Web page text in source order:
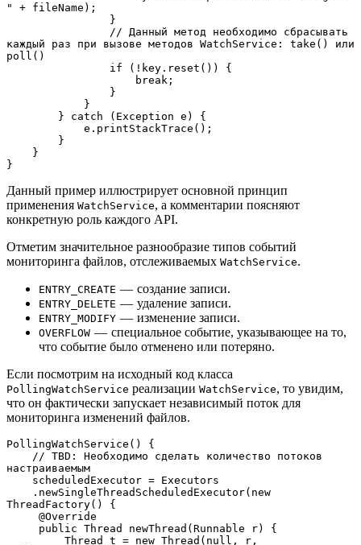
" + fileName);
                }
каждый раз при вызове методов WatchService: take() или
poll()
                if (!key.reset()) {
                    break;
                }
            }
        } catch (Exception e) {
            e.printStackTrace();
        }
    }
}
Данный пример иллюстрирует основной принцип
применения WatchService, а комментарии поясняют
конкретную роль каждого API.
Отметим значительное разнообразие типов событий
мониторинга файлов, отслеживаемых WatchService.
ENTRY_CREATE — создание записи.
ENTRY_DELETE — удаление записи.
ENTRY_MODIFY — изменение записи.
OVERFLOW — специальное событие, указывающее на то,
что событие было отменено или потеряно.
Если посмотрим на исходный код класса
PollingWatchService реализации WatchService, то увидим,
что он фактически запускает независимый поток для
мониторинга изменений файлов.
PollingWatchService() {
настраиваемым
    scheduledExecutor = Executors
ThreadFactory() {
     @Override
     public Thread newThread(Runnable r) {